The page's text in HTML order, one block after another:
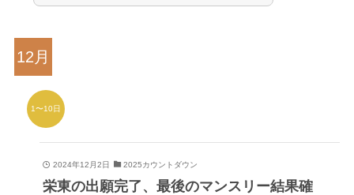
1〜10日
2024年12月2日 2025カウントダウン
栄東の出願完了、最後のマンスリー結果確